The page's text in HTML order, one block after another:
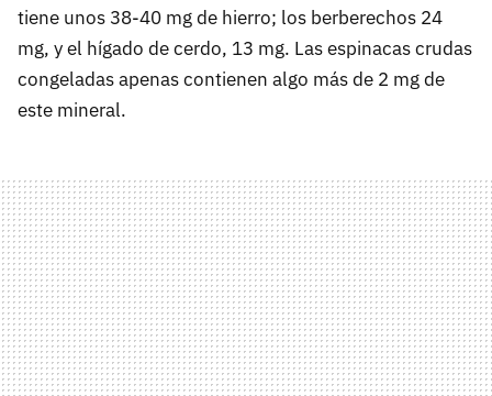
tiene unos 38-40 mg de hierro; los berberechos 24
mg, y el hígado de cerdo, 13 mg. Las espinacas crudas
congeladas apenas contienen algo más de 2 mg de
este mineral.